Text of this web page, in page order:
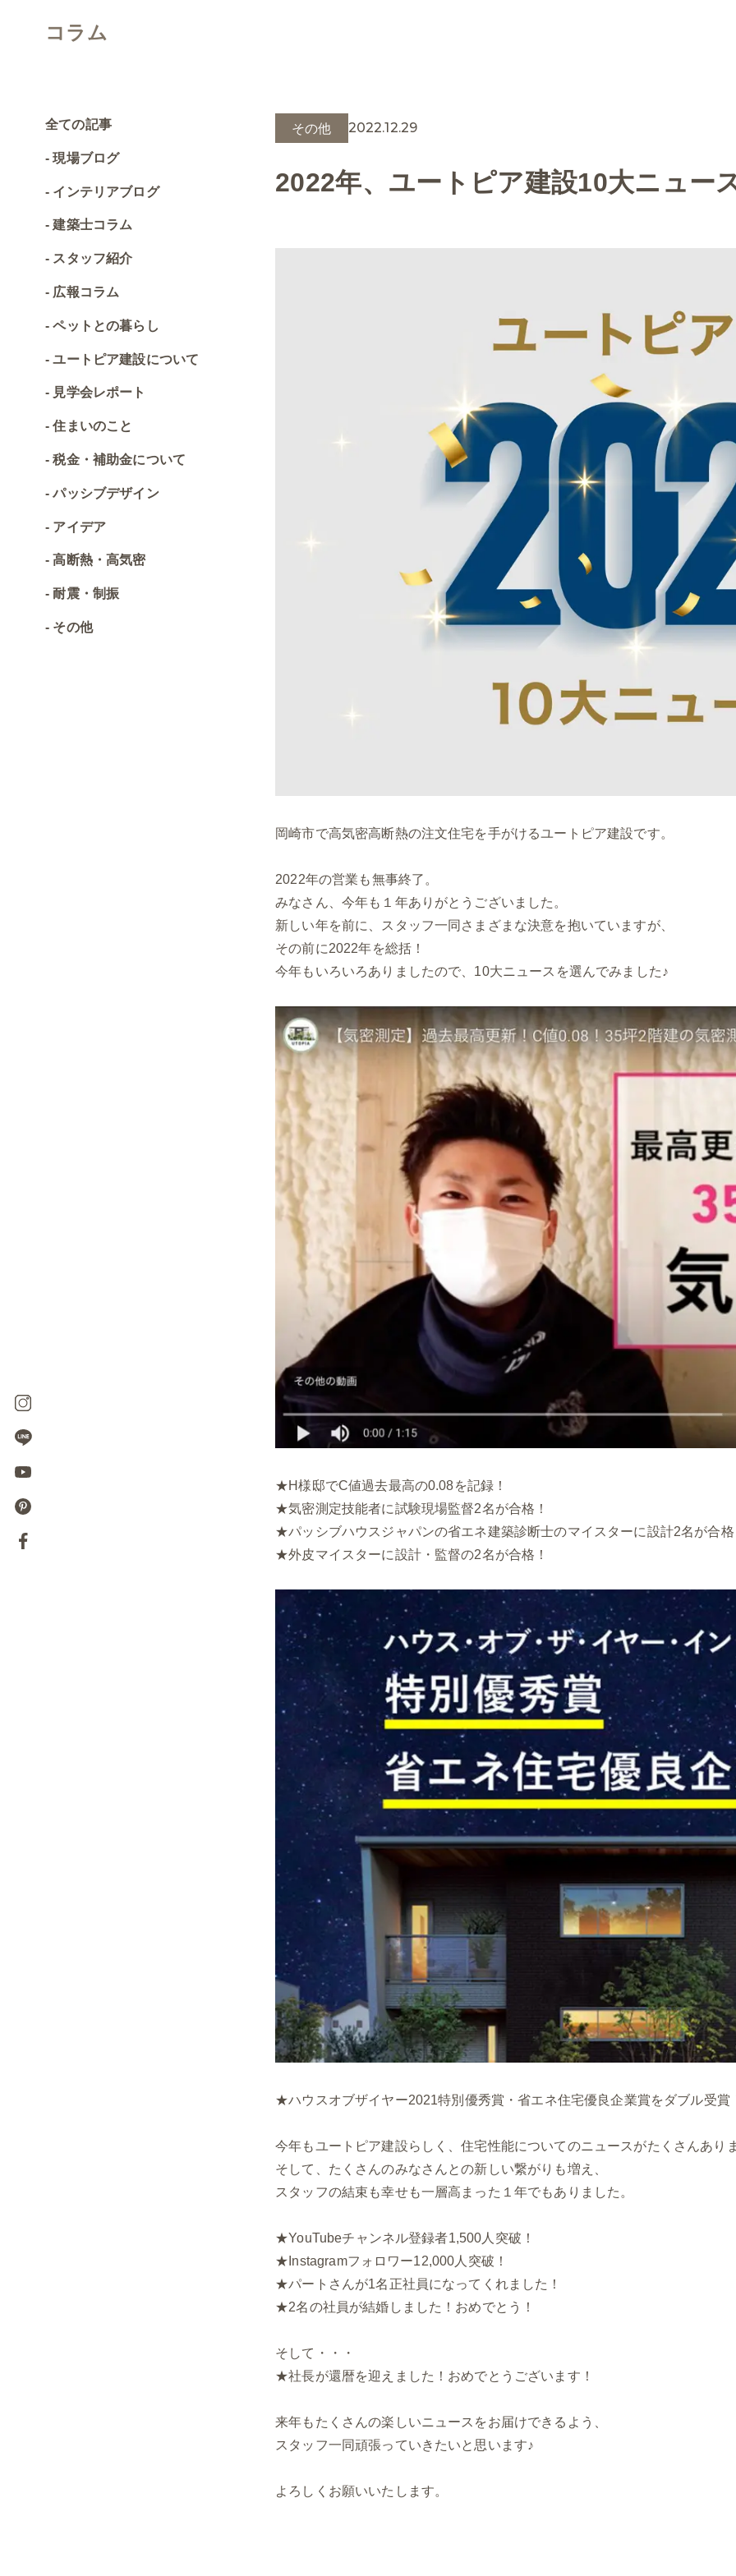
コラム
その他 2022.12.29
2022年、ユートピア建設10大ニュー
岡崎市で高気密高断熱の注文住宅を手がけるユートピア建設です。
2022年の営業も無事終了。
みなさん、今年も１年ありがとうございました。
新しい年を前に、スタッフ一同さまざまな決意を抱いていますが、
その前に2022年を総括！
今年もいろいろありましたので、10大ニュースを選んでみました♪
★H様邸でC値過去最高の0.08を記録！
★気密測定技能者に試験現場監督2名が合格！
★パッシブハウスジャパンの省エネ建築診断士のマイスターに設計2名が合
★外皮マイスターに設計・監督の2名が合格！
★ハウスオブザイヤー2021特別優秀賞・省エネ住宅優良企業賞をダブル受賞
今年もユートピア建設らしく、住宅性能についてのニュースがたくさんあり
そして、たくさんのみなさんとの新しい繋がりも増え、
スタッフの結束も幸せも一層高まった１年でもありました。
★YouTubeチャンネル登録者1,500人突破！
★Instagramフォロワー12,000人突破！
★パートさんが1名正社員になってくれました！
★2名の社員が結婚しました！おめでとう！
そして・・・
★社長が還暦を迎えました！おめでとうございます！
来年もたくさんの楽しいニュースをお届けできるよう、
スタッフ一同頑張っていきたいと思います♪
よろしくお願いいたします。
全ての記事
現場ブログ
インテリアブログ
建築士コラム
スタッフ紹介
広報コラム
ペットとの暮らし
ユートピア建設について
見学会レポート
住まいのこと
税金・補助金について
パッシブデザイン
アイデア
高断熱・高気密
耐震・制振
その他